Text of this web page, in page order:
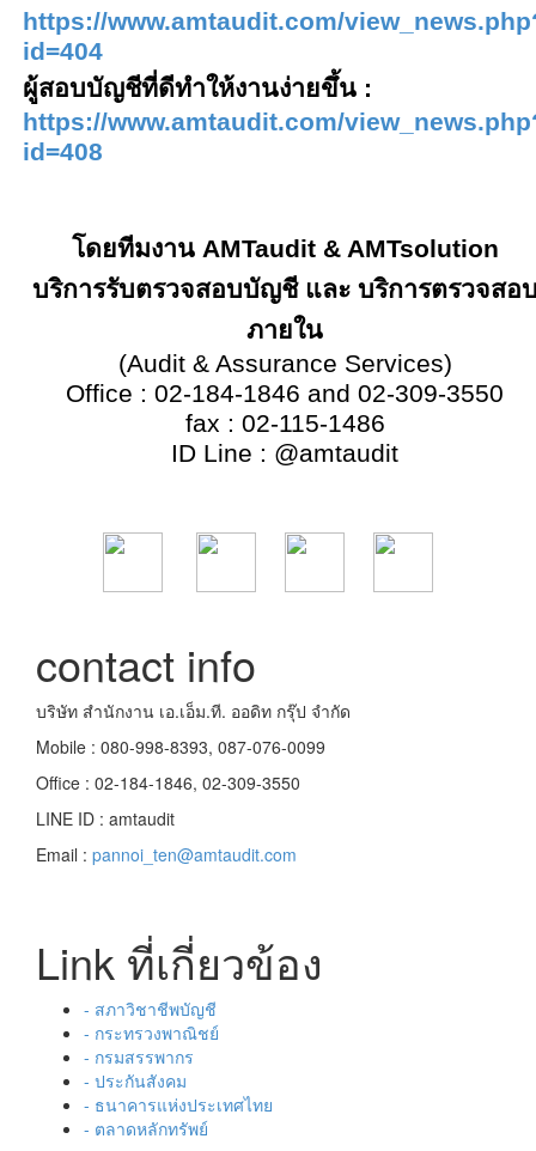
https://www.amtaudit.com/
id=404
ผู้สอบบัญชีที่ดีทำให้งานง่ายขึ้น :
https://www.amtaudit.com/
id=408
โดยทีมงาน AMTaudit & AMTsolution
บริการรับตรวจสอบบัญชี และ บริการตรวจสอ
ภายใน
(Audit & Assurance Services)
Office : 02-184-1846 and 02-309-3550
fax : 02-115-1486
ID Line : @amtaudit
contact info
บริษัท สำนักงาน เอ.เอ็ม.ที. ออดิท กรุ๊ป จำกัด
Mobile : 080-998-8393, 087-076-0099
Office : 02-184-1846, 02-309-3550
LINE ID : amtaudit
Email : pannoi_ten@amtaudit.com
Link ที่เกี่ยวข้อง
- สภาวิชาชีพบัญชี
- กระทรวงพาณิชย์
- กรมสรรพากร
- ประกันสังคม
- ธนาคารแห่งประเทศไทย
- ตลาดหลักทรัพย์